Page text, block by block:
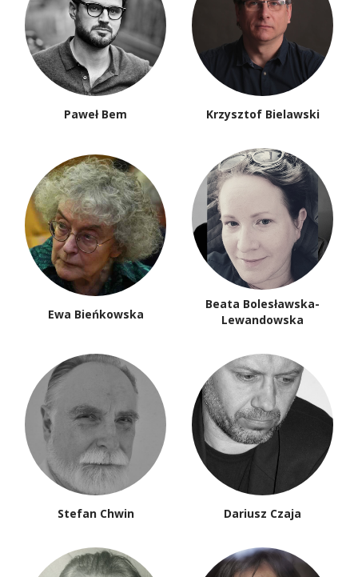
Paweł Bem Krzysztof Bielawski
Ewa Bieńkowska
Beata Bolesławska-
Lewandowska
Stefan Chwin Dariusz Czaja